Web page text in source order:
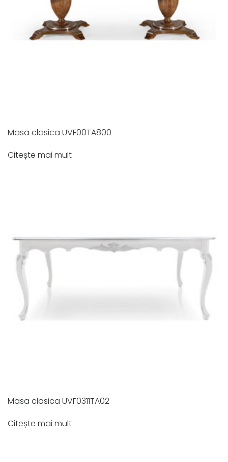
Masa clasica UVF00TA800
Citește mai mult
Masa clasica UVF0311TA02
Citește mai mult